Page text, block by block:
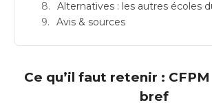
Alternatives : les autres écoles
Avis & sources
Ce qu’il faut retenir :
bref